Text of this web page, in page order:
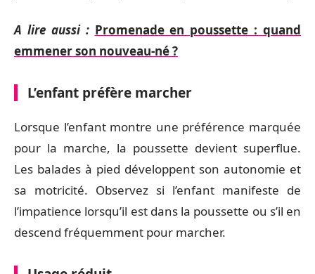
A lire aussi : Promenade en poussette : quand
emmener son nouveau-né ?
L’enfant préfère marcher
Lorsque l’enfant montre une préférence marquée
pour la marche, la poussette devient superflue.
Les balades à pied développent son autonomie et
sa motricité. Observez si l’enfant manifeste de
l’impatience lorsqu’il est dans la poussette ou s’il en
descend fréquemment pour marcher.